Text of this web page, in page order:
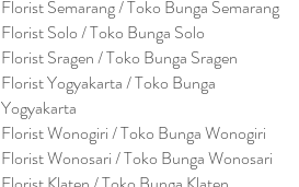
Florist Semarang / Toko Bunga Semarang
Florist Solo / Toko Bunga Solo
Florist Sragen / Toko Bunga Sragen
Florist Yogyakarta / Toko Bunga
Yogyakarta
Florist Wonogiri / Toko Bunga Wonogiri
Florist Wonosari / Toko Bunga Wonosari